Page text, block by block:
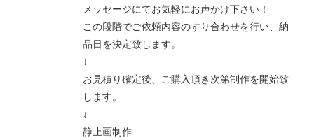
メッセージにてお気軽にお声かけ下さい！
この段階でご依頼内容のすり合わせを行い、納
品日を決定致します。
↓
お見積り確定後、ご購入頂き次第制作を開始致
します。
↓
静止画制作